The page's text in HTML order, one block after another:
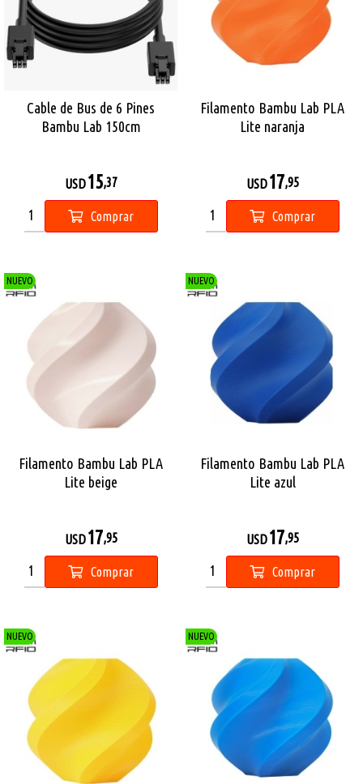
Cable de Bus de 6 Pines
Bambu Lab 150cm
USD15,37
Comprar
Filamento Bambu Lab PLA
Lite naranja
USD17,95
Comprar
NUEVO
Filamento Bambu Lab PLA
Lite beige
USD17,95
Comprar
NUEVO
Filamento Bambu Lab PLA
Lite azul
USD17,95
Comprar
NUEVO NUEVO